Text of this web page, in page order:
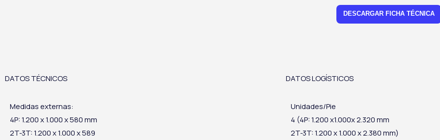
DESCARGAR FICHA TÉCNICA
DATOS TÉCNICOS
Medidas externas:
4P: 1.200 x 1.000 x 580 mm
2T-3T: 1.200 x 1.000 x 589
DATOS LOGÍSTICOS
Unidades/Pie
4 (4P: 1.200 x1.000x 2.320 mm
2T-3T: 1.200 x 1.000 x 2.380 mm)